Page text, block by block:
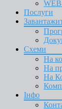
Послуги
Схеми
На
На
На
Інфо